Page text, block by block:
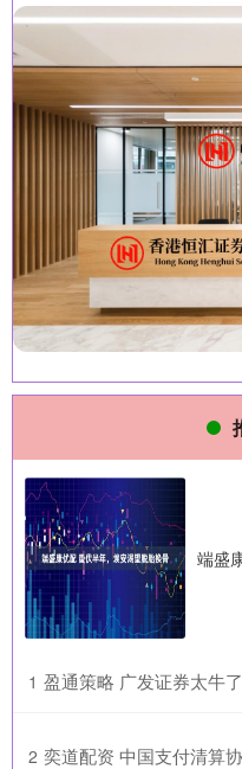
端盛
1 盈通策略 广发证券太牛
2 奕道配资 中国支付清算